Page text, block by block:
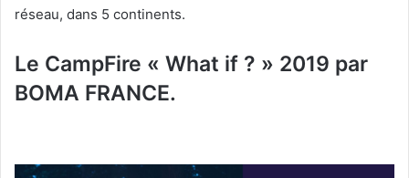
réseau, dans 5 continents.
Le CampFire « What if ? » 2019 par
BOMA FRANCE.